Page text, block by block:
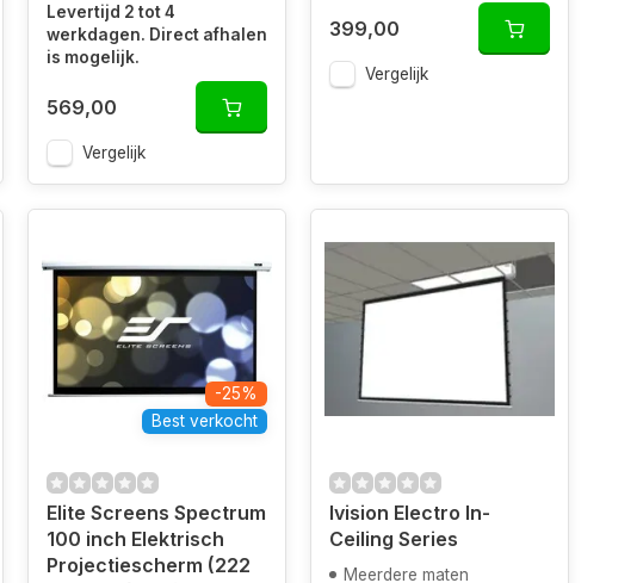
Levertijd 2 tot 4
werkdagen. Direct afhalen
is mogelijk.
569,00
Vergelijk
399,00
Vergelijk
-25%
Best verkocht
Elite Screens Spectrum
100 inch Elektrisch
Projectiescherm (222
Ivision Electro In-
Ceiling Series
Meerdere maten